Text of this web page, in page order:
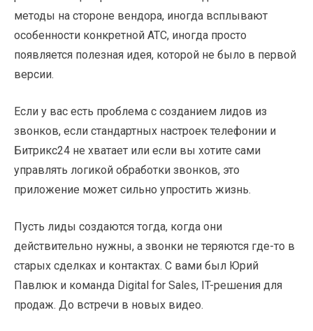
методы на стороне вендора, иногда всплывают
особенности конкретной АТС, иногда просто
появляется полезная идея, которой не было в первой
версии.
Если у вас есть проблема с созданием лидов из
звонков, если стандартных настроек телефонии и
Битрикс24 не хватает или если вы хотите сами
управлять логикой обработки звонков, это
приложение может сильно упростить жизнь.
Пусть лиды создаются тогда, когда они
действительно нужны, а звонки не теряются где-то в
старых сделках и контактах. С вами был Юрий
Павлюк и команда Digital for Sales, IT-решения для
продаж. До встречи в новых видео.